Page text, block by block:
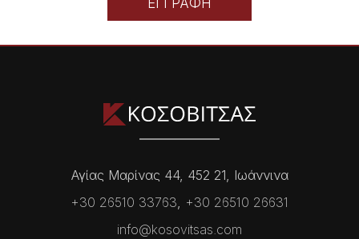
ΕΓΓΡΑΦΗ
Αγίας Μαρίνας 44, 452 21, Ιωάννινα
+30 26510 33763, +30 26510 26631
info@kosovitsas.com